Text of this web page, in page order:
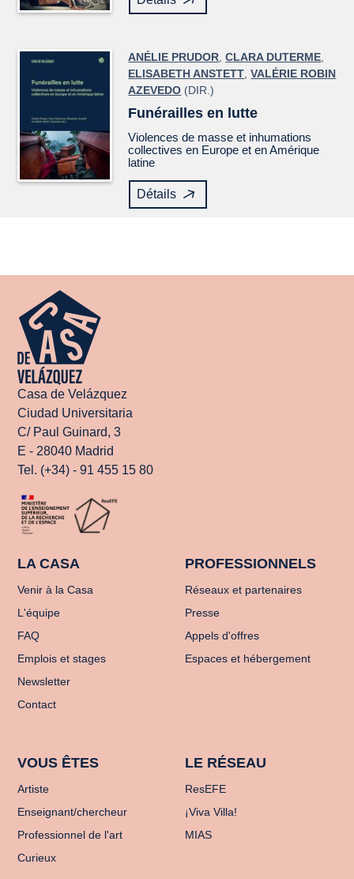
ANÉLIE PRUDOR,CLARA DUTERME,
ELISABETH ANSTETT,VALÉRIE ROBIN
AZEVEDO (DIR.)
Funérailles en lutte
Violences de masse et inhumations
collectives en Europe et en Amérique
latine
Détails
Casa de Velázquez
Ciudad Universitaria
C/ Paul Guinard, 3
E - 28040 Madrid
Tel. (+34) - 91 455 15 80
LA CASA
Venir à la Casa
L'équipe
FAQ
Emplois et stages
Newsletter
Contact
PROFESSIONNELS
Réseaux et partenaires
Presse
Appels d'offres
Espaces et hébergement
VOUS ÊTES
Artiste
Enseignant/chercheur
Professionnel de l'art
Curieux
LE RÉSEAU
ResEFE
¡Viva Villa!
MIAS